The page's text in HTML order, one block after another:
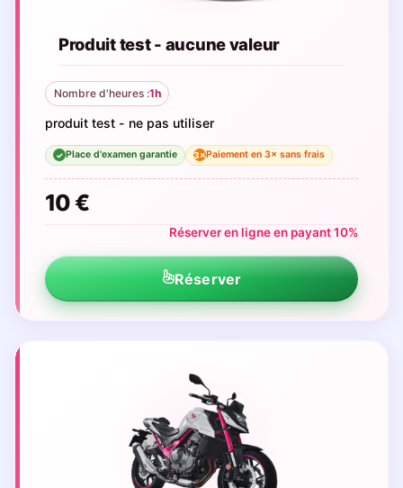
Produit test - aucune valeur
Nombre d'heures :1h
produit test - ne pas utiliser
✓ Place d'examen garantie 3×Paiement en 3× sans frais
10 €
Réserver en ligne en payant 10%
Réserver